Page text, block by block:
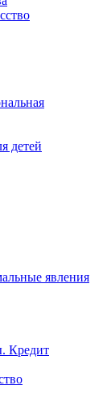
детей
явления
Кредит